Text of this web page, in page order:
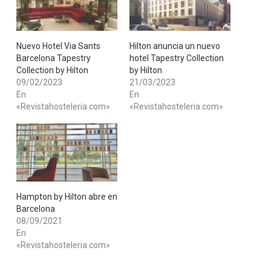
​Nuevo Hotel Via Sants
Barcelona Tapestry
Collection by Hilton
09/02/2023
En
«Revistahosteleria.com»
​Hilton anuncia un nuevo
hotel Tapestry Collection
by Hilton
21/03/2023
En
«Revistahosteleria.com»
Hampton by Hilton abre en
Barcelona
08/09/2021
En
«Revistahosteleria.com»